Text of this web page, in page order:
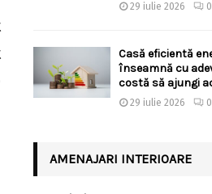
29 iulie 2026 0
Casă eficientă
înseamnă cu
costă să ajungi
29 iulie 2026 0
AMENAJARI INTERIOARE